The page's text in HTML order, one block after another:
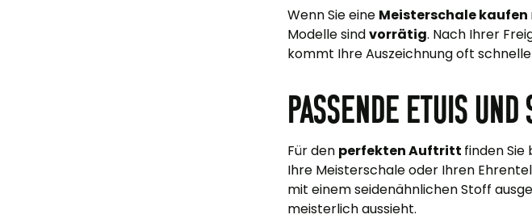
Wenn Sie eine Meisterschale kaufen
Modelle sindvorrätig. Nach Ihrer
kommt Ihre Auszeichnung oft
Passende Etuis
Für den perfekten Auftritt finden Sie
Ihre Meisterschale oder Ihren
mit einem seidenähnlichen Stoff
meisterlich aussieht.